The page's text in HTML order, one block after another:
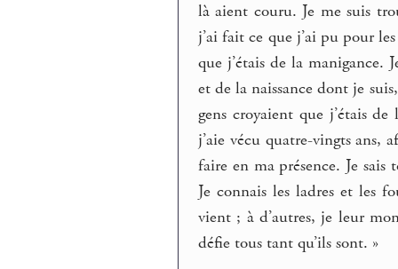
là aient couru. Je me suis
j’ai fait ce que j’ai pu pour
que j’étais de la manigance.
et de la naissance dont je
gens croyaient que j’étais
j’aie vécu quatre-vingts ans,
faire en ma présence. Je
Je connais les ladres et les
vient ; à d’autres, je leur
défie tous tant qu’ils sont. »